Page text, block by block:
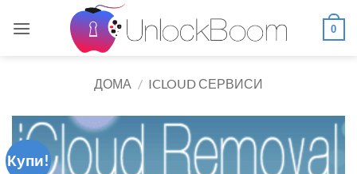
0
ДОМА / ICLOUD СЕРВИСИ
Купи!